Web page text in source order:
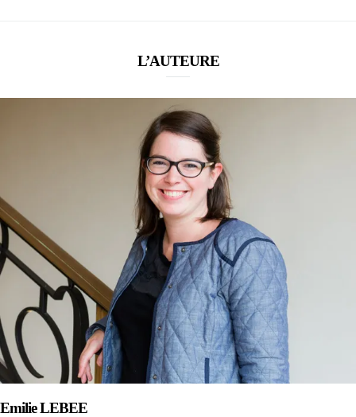
L’AUTEURE
Emilie LEBEE